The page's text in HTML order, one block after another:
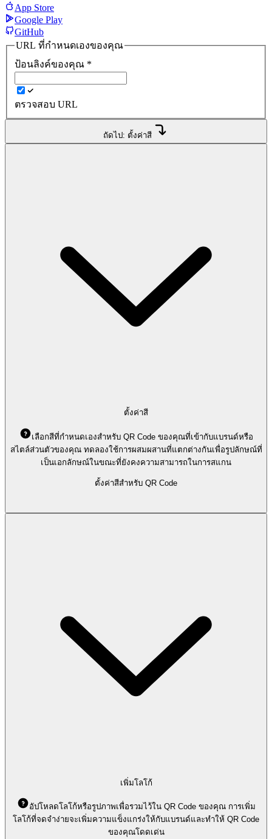
App Store
Google Play
GitHub
URL ที่กำหนดเองของคุณ
ป้อนลิงค์ของคุณ *
ตรวจสอบ URL
ถัดไป: ตั้งค่าสี
ตั้งค่าสี
เลือกสีที่กำหนดเองสำหรับ QR Code ของคุณที่เข้ากับแบรนด์หรือ
สไตล์ส่วนตัวของคุณ ทดลองใช้การผสมผสานที่แตกต่างกันเพื่อรูปลักษณ์ที่
เป็นเอกลักษณ์ในขณะที่ยังคงความสามารถในการสแกน
ตั้งค่าสีสำหรับ QR Code
เพิ่มโลโก้
อัปโหลดโลโก้หรือรูปภาพเพื่อรวมไว้ใน QR Code ของคุณ การเพิ่ม
โลโก้ที่จดจำง่ายจะเพิ่มความแข็งแกร่งให้กับแบรนด์และทำให้ QR Code
ของคุณโดดเด่น